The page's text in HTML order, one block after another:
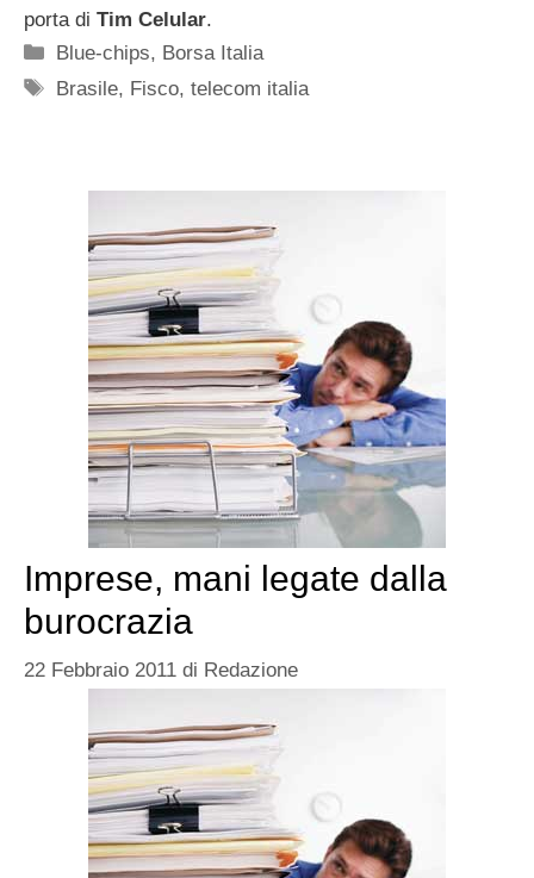
porta di Tim Celular.
Categorie
Blue-chips, Borsa Italia
Tag
Brasile, Fisco,telecom italia
Imprese, mani legate dalla
burocrazia
22 Febbraio 2011 di Redazione